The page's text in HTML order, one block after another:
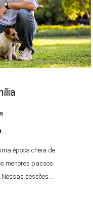
época cheia de
menores passos
sessões...